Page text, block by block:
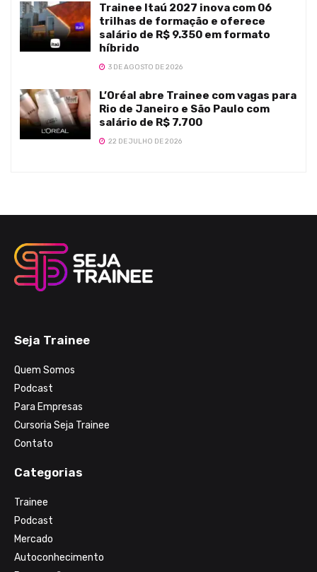
Trainee Itaú 2027 inova com 06
trilhas de formação e oferece
salário de R$ 9.350 em formato
híbrido
3 DE AGOSTO DE 2026
L’Oréal abre Trainee com vagas para
Rio de Janeiro e São Paulo com
salário de R$ 7.700
22 DE JULHO DE 2026
Seja Trainee
Quem Somos
Podcast
Para Empresas
Cursoria Seja Trainee
Contato
Categorias
Trainee
Podcast
Mercado
Autoconhecimento